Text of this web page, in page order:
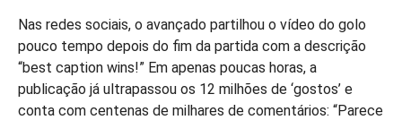
Nas redes sociais, o avançado partilhou o vídeo do golo
pouco tempo depois do fim da partida com a descrição
“best caption wins!” Em apenas poucas horas, a
publicação já ultrapassou os 12 milhões de ‘gostos’ e
conta com centenas de milhares de comentários: “Parece